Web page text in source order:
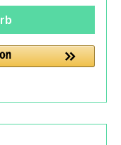
in
für Kinder unter
zum
zur GPSR
& Kiesel